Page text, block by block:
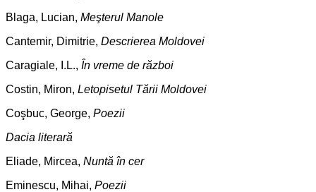
Blaga, Lucian, Meşterul Manole
Cantemir, Dimitrie, Descrierea Moldovei
Caragiale, I.L., În vreme de război
Costin, Miron, Letopisetul Tării Moldovei
Coşbuc, George, Poezii
Dacia literară
Eliade, Mircea, Nuntă în cer
Eminescu, Mihai, Poezii